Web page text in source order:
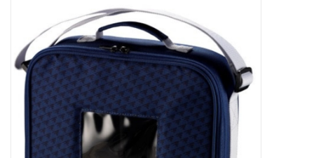
FITNESS & ULTIMATE SHAPE
Schaatsen
Rolschaatsen